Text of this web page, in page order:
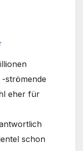
strömende
eher für
schon